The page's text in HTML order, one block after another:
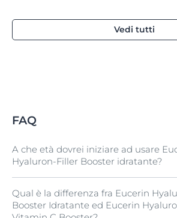
Vedi tutti
FAQ
A che età dovrei iniziare ad usare
Hyaluron-Filler Booster idratante?
Puoi usare il booster a qualsiasi età. I
stile di vita e l'ambiente influiscono
Qual è la differenza fra Eucerin
Booster Idratante ed Eucerin